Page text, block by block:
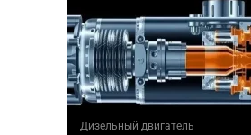
Дизельный двигатель